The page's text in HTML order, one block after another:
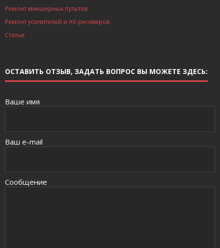
Ремонт микшерных пультов
Ремонт усилителей и AV-ресиверов
Статьи
ОСТАВИТЬ ОТЗЫВ, ЗАДАТЬ ВОПРОС ВЫ МОЖЕТЕ ЗДЕСЬ:
Ваше имя
Ваш e-mail
Сообщение